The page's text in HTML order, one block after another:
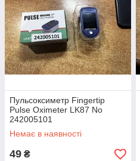
Пульсоксиметр Fingertip
Pulse Oximeter LK87 No
242005101
Немає в наявності
49 ₴